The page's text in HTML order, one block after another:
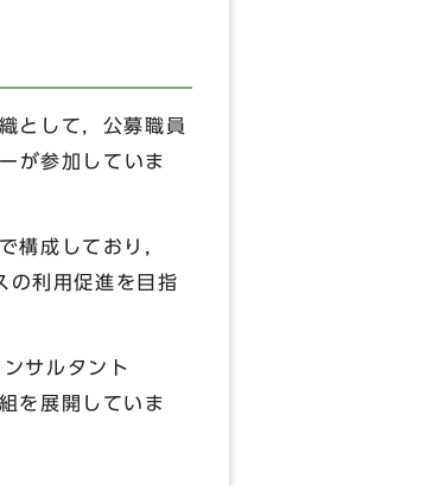
として，公募職員
が参加していま
構成しており，
の利用促進を目指
サルタント
を展開していま